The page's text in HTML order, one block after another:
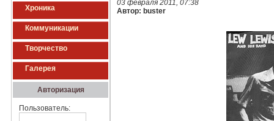
Хроника
Коммуникации
Творчество
Галерея
Авторизация
Пользователь:
03 февраля 2011, 07:38
Автор: buster